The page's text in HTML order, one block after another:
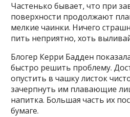
Частенько бывает, что при
поверхности продолжают
мелкие чаинки. Ничего
пить неприятно, хоть
Блогер Керри Бадден
быстро решить проблему.
опустить в чашку листок
зачерпнуть им плавающие
напитка. Большая часть их
бумаге.